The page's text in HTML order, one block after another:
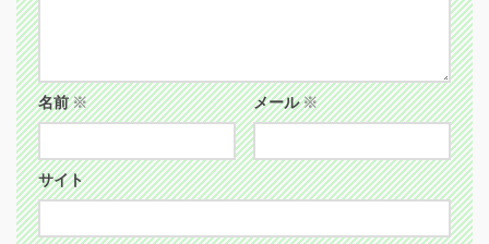
名前※ メール※
サイト